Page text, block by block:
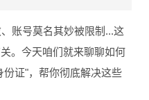
账号莫名其妙被限制...这
。今天咱们就来聊聊如何
份证"，帮你彻底解决这些